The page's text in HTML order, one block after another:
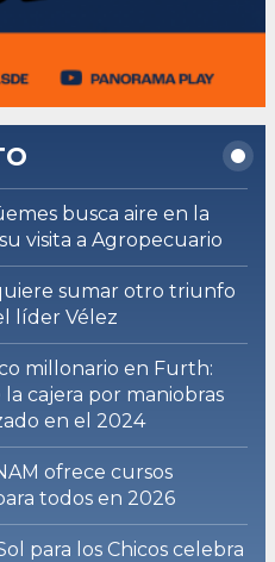
busca aire en la
visita a Agropecuario
sumar otro triunfo
líder Vélez
millonario en Furth:
cajera por maniobras
en el 2024
ofrece cursos
todos en 2026
para los Chicos celebra